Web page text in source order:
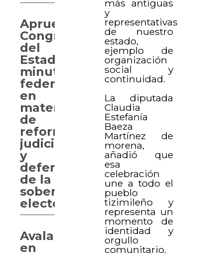
más antiguas
y
representativas
de nuestro
estado,
ejemplo de
organización
social y
continuidad.
La diputada
Claudia
Estefanía
Baeza
Martínez de
morena,
añadió que
esa
celebración
une a todo el
pueblo
tizimileño y
representa un
momento de
identidad y
orgullo
comunitario.
Aprueba
Congreso
del
Estado
minutas
federales
en
materia
de
reforma
judicial
y
defensa
de la
soberanía
electoral
Avalan
en